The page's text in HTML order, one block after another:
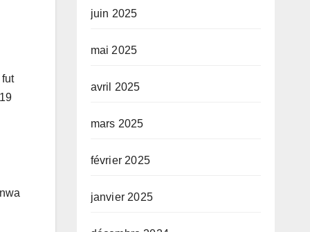
juin 2025
mai 2025
avril 2025
mars 2025
février 2025
janvier 2025